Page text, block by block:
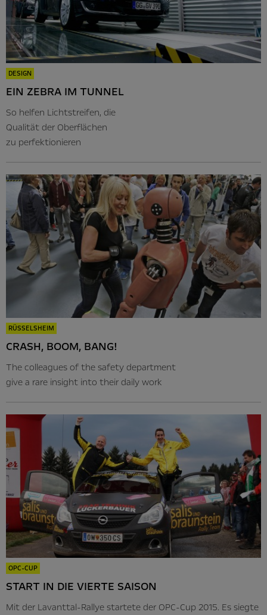
DESIGN
EIN ZEBRA IM TUNNEL
So helfen Lichtstreifen, die
Qualität der Oberflächen
zu perfektionieren
RÜSSELSHEIM
CRASH, BOOM, BANG!
The colleagues of the safety department
give a rare insight into their daily work
OPC-CUP
START IN DIE VIERTE SAISON
Mit der Lavanttal-Rallye startete der OPC-Cup 2015. Es siegte